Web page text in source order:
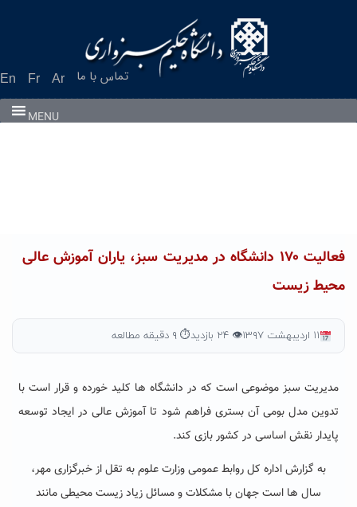
En Fr Ar تماس با ما
MENU
فعالیت ۱۷۰ دانشگاه در مدیریت سبز، یاران آموزش عالی
محیط زیست
۱۱ اردیبهشت ۱۳۹۷ 👁 ۲۴ بازدید ⏱ ۹ دقیقه مطالعه
مدیریت سبز موضوعی است که در دانشگاه ها کلید خورده و قرار است با
تدوین مدل بومی آن بستری فراهم شود تا آموزش عالی در ایجاد توسعه
پایدار نقش اساسی در کشور بازی کند.
به گزارش اداره کل روابط عمومی وزارت علوم به تقل از خبرگزاری مهر،
سال ها است جهان با مشکلات و مسائل زیاد زیست محیطی مانند